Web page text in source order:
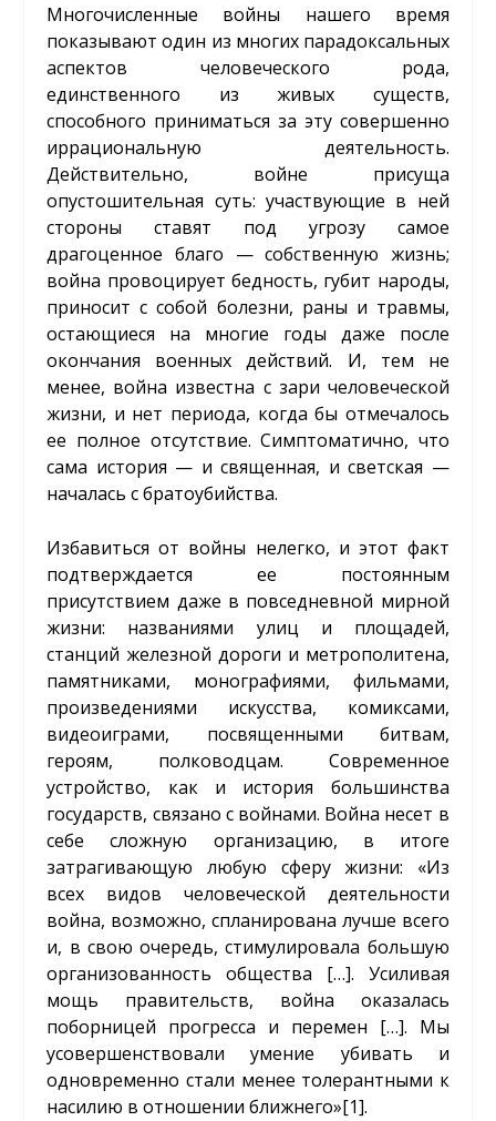
Многочисленные войны нашего время
показывают один из многих парадоксальных
аспектов человеческого рода,
единственного из живых существ,
способного приниматься за эту совершенно
иррациональную деятельность.
Действительно, войне присуща
опустошительная суть: участвующие в ней
стороны ставят под угрозу самое
драгоценное благо — собственную жизнь;
война провоцирует бедность, губит народы,
приносит с собой болезни, раны и травмы,
остающиеся на многие годы даже после
окончания военных действий. И, тем не
менее, война известна с зари человеческой
жизни, и нет периода, когда бы отмечалось
ее полное отсутствие. Симптоматично, что
сама история ­— и священная, и светская —
началась с братоубийства.
Избавиться от войны нелегко, и этот факт
подтверждается ее постоянным
присутствием даже в повседневной мирной
жизни: названиями улиц и площадей,
станций железной дороги и метрополитена,
памятниками, монографиями, фильмами,
произведениями искусства, комиксами,
видеоиграми, посвященными битвам,
героям, полководцам. Современное
устройство, как и история большинства
государств, связано с войнами. Война несет в
себе сложную организацию, в итоге
затрагивающую любую сферу жизни: «Из
всех видов человеческой деятельности
война, возможно, спланирована лучше всего
и, в свою очередь, стимулировала большую
организованность общества […]. Усиливая
мощь правительств, война оказалась
поборницей прогресса и перемен […]. Мы
усовершенствовали умение убивать и
одновременно стали менее толерантными к
насилию в отношении ближнего»[1].